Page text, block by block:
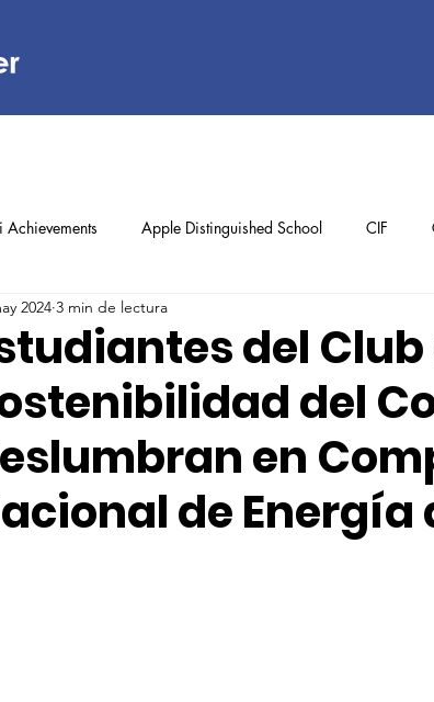
Achievements Apple Distinguished School CIF
Middle School
del Club
del
en
de Energía
2024 3 min de lectura